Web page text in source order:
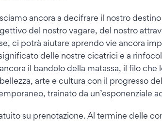
ancora a decifrare il nostro
del nostro vagare, del nostro
ci potrà aiutare aprendo vie ancora
delle nostre cicatrici e a
il bandolo della matassa, il filo
arte e cultura con il progresso
trainato da un’esponenziale
su prenotazione. Al termine delle